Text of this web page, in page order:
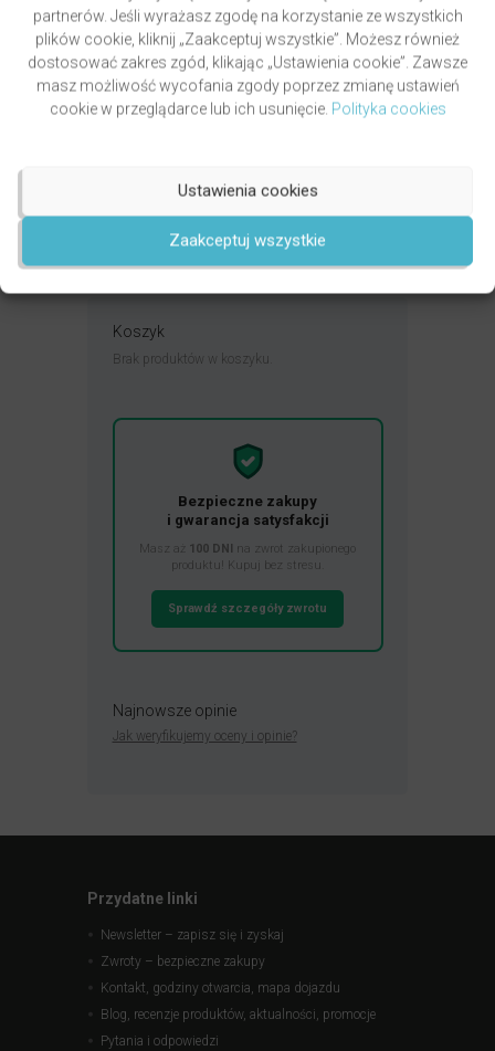
partnerów. Jeśli wyrażasz zgodę na korzystanie ze wszystkich
plików cookie, kliknij „Zaakceptuj wszystkie”. Możesz również
dostosować zakres zgód, klikając „Ustawienia cookie”. Zawsze
masz możliwość wycofania zgody poprzez zmianę ustawień
cookie w przeglądarce lub ich usunięcie. Polityka cookies
Zaakceptuj wszystkie
Ustawienia cookies
PAWLUKIEWICZ | BECZ I DZWOŃ DZWONECZKIEM
(KSIĄŻKA)
Koszyk
Brak produktów w koszyku.
Bezpieczne zakupy
i gwarancja satysfakcji
Masz aż 100 DNI
na zwrot zakupionego
produktu! Kupuj bez stresu.
Sprawdź szczegóły zwrotu
Najnowsze opinie
Jak weryfikujemy oceny i opinie?
Przydatne linki
Newsletter – zapisz się i zyskaj
Zwroty – bezpieczne zakupy
Kontakt, godziny otwarcia, mapa dojazdu
Blog, recenzje produktów, aktualności, promocje
Pytania i odpowiedzi